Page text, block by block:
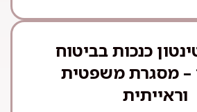
כנכות בביטוח
– מסגרת משפטית
וראייתית